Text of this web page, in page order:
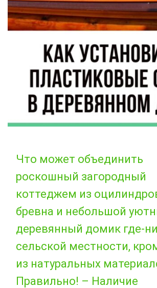
Что может объединить
роскошный загородный
коттеджем из
бревна и небольшой
деревянный домик где-
сельской местности,
из натуральных
Правильно! – Наличие